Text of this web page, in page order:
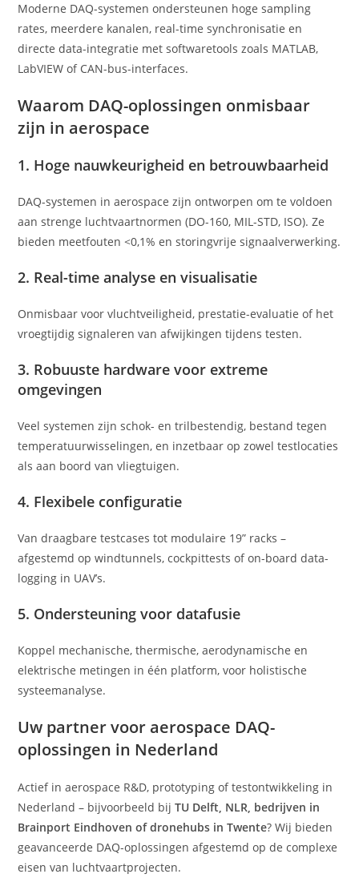
Moderne DAQ-systemen ondersteunen hoge sampling
rates, meerdere kanalen, real-time synchronisatie en
directe data-integratie met softwaretools zoals MATLAB,
LabVIEW of CAN-bus-interfaces.
Waarom DAQ-oplossingen onmisbaar
zijn in aerospace
1. Hoge nauwkeurigheid en betrouwbaarheid
DAQ-systemen in aerospace zijn ontworpen om te voldoen
aan strenge luchtvaartnormen (DO-160, MIL-STD, ISO). Ze
bieden meetfouten <0,1% en storingvrije signaalverwerking.
2. Real-time analyse en visualisatie
Onmisbaar voor vluchtveiligheid, prestatie-evaluatie of het
vroegtijdig signaleren van afwijkingen tijdens testen.
3. Robuuste hardware voor extreme
omgevingen
Veel systemen zijn schok- en trilbestendig, bestand tegen
temperatuurwisselingen, en inzetbaar op zowel testlocaties
als aan boord van vliegtuigen.
4. Flexibele configuratie
Van draagbare testcases tot modulaire 19” racks –
afgestemd op windtunnels, cockpittests of on-board data-
logging in UAV’s.
5. Ondersteuning voor datafusie
Koppel mechanische, thermische, aerodynamische en
elektrische metingen in één platform, voor holistische
systeemanalyse.
Uw partner voor aerospace DAQ-
oplossingen in Nederland
Actief in aerospace R&D, prototyping of testontwikkeling in
Nederland – bijvoorbeeld bijTU Delft, NLR, bedrijven in
Brainport Eindhoven of dronehubs in Twente? Wij bieden
geavanceerde DAQ-oplossingen afgestemd op de complexe
eisen van luchtvaartprojecten.